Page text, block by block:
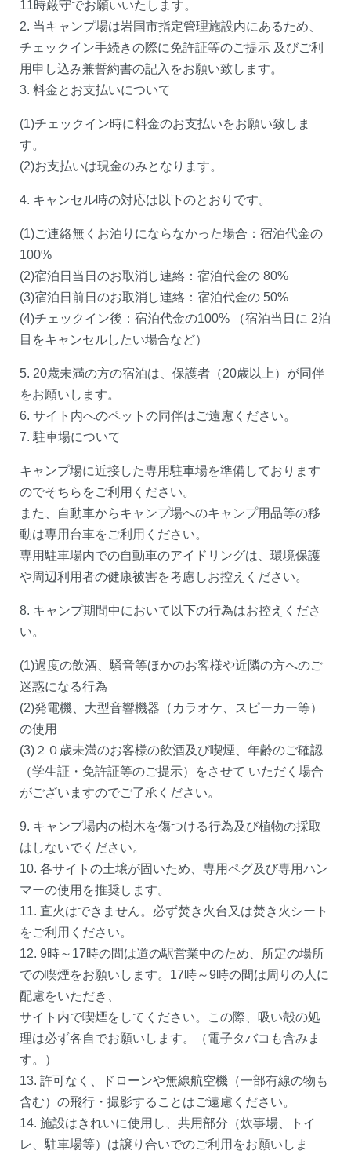
11時厳守でお願いいたします。
2. 当キャンプ場は岩国市指定管理施設内にあるため、
チェックイン手続きの際に免許証等のご提示 及びご利
用申し込み兼誓約書の記入をお願い致します。
3. 料金とお支払いについて
(1)チェックイン時に料金のお支払いをお願い致しま
す。
(2)お支払いは現金のみとなります。
4. キャンセル時の対応は以下のとおりです。
(1)ご連絡無くお泊りにならなかった場合：宿泊代金の
100%
(2)宿泊日当日のお取消し連絡：宿泊代金の 80%
(3)宿泊日前日のお取消し連絡：宿泊代金の 50%
(4)チェックイン後：宿泊代金の100% （宿泊当日に 2泊
目をキャンセルしたい場合など）
5. 20歳未満の方の宿泊は、保護者（20歳以上）が同伴
をお願いします。
6. サイト内へのペットの同伴はご遠慮ください。
7. 駐車場について
キャンプ場に近接した専用駐車場を準備しております
のでそちらをご利用ください。
また、自動車からキャンプ場へのキャンプ用品等の移
動は専用台車をご利用ください。
専用駐車場内での自動車のアイドリングは、環境保護
や周辺利用者の健康被害を考慮しお控えください。
8. キャンプ期間中において以下の行為はお控えくださ
い。
(1)過度の飲酒、騒音等ほかのお客様や近隣の方へのご
迷惑になる行為
(2)発電機、大型音響機器（カラオケ、スピーカー等）
の使用
(3)２０歳未満のお客様の飲酒及び喫煙、年齢のご確認
（学生証・免許証等のご提示）をさせて いただく場合
がございますのでご了承ください。
9. キャンプ場内の樹木を傷つける行為及び植物の採取
はしないでください。
10. 各サイトの土壌が固いため、専用ペグ及び専用ハン
マーの使用を推奨します。
11. 直火はできません。必ず焚き火台又は焚き火シート
をご利用ください。
12. 9時～17時の間は道の駅営業中のため、所定の場所
での喫煙をお願いします。17時～9時の間は周りの人に
配慮をいただき、
サイト内で喫煙をしてください。この際、吸い殻の処
理は必ず各自でお願いします。（電子タバコも含みま
す。）
13. 許可なく、ドローンや無線航空機（一部有線の物も
含む）の飛行・撮影することはご遠慮ください。
14. 施設はきれいに使用し、共用部分（炊事場、トイ
レ、駐車場等）は譲り合いでのご利用をお願いしま